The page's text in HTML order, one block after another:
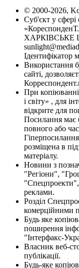
© 2000-2026,
Суб'єкт у сфері
ХАРКІВСЬКЕ
Ідентифікатор
Використання
сайті,
При копіюванні
і світу» , для
відкрите для
Посилання має
повного або
розміщена в
матеріалу.
Новини з
"Регіони",
реклами.
Розділ
комерційними
Будь яке
поширення
"Інтерфакс-
Власник веб-
публікації.
Будь-яке